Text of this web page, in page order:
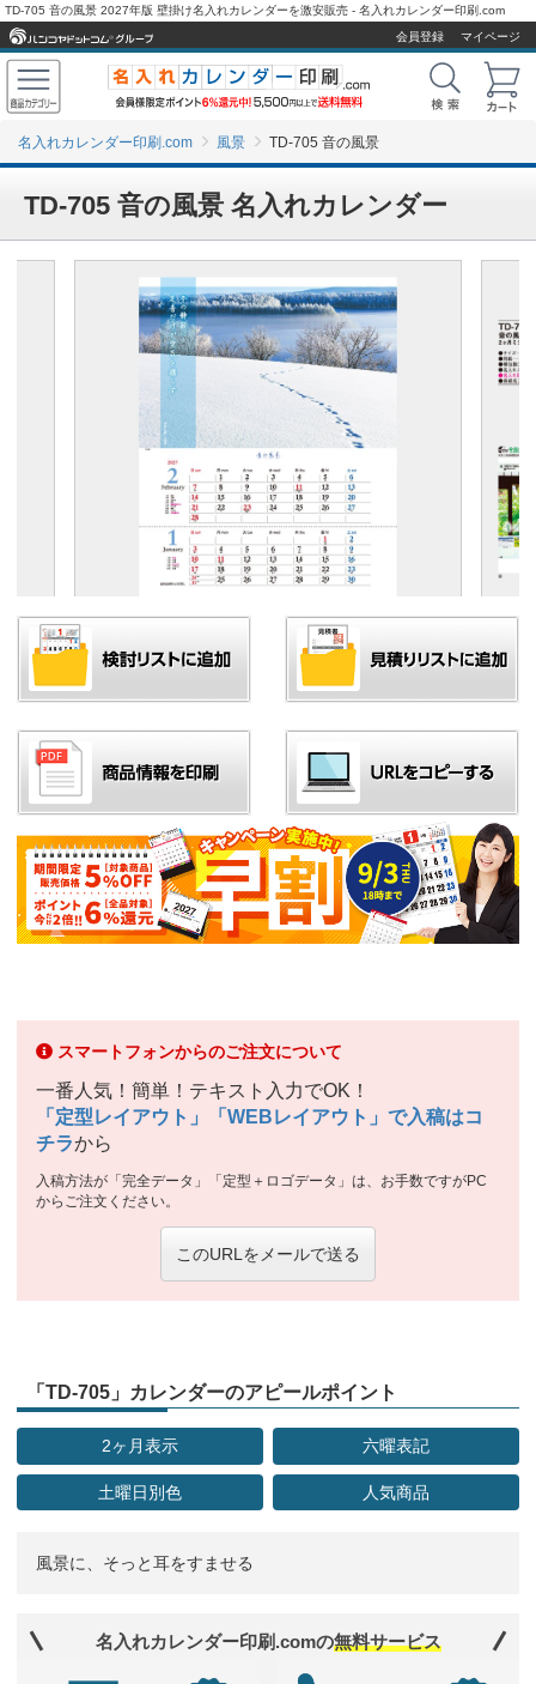
TD-705 音の風景 2027年版 壁掛け名入れカレンダーを激安販売 - 名入れカレンダー印刷.com
会員登録
マイページ
名入れカレンダー印刷.com 風景 TD-705 音の風景
TD-705 音の風景 名入れカレンダー
スマートフォンからのご注文について
一番人気！簡単！テキスト入力でOK！
「定型レイアウト」「WEBレイアウト」で入稿はコ
チラから
入稿方法が「完全データ」「定型＋ロゴデータ」は、お手数ですがPC
からご注文ください。
このURLをメールで送る
「TD-705」カレンダーのアピールポイント
2ヶ月表示 六曜表記
土曜日別色 人気商品
風景に、そっと耳をすませる
名入れカレンダー印刷.comの無料サービス